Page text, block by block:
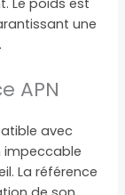
Le poids est
une
APN
avec
impeccable
La référence